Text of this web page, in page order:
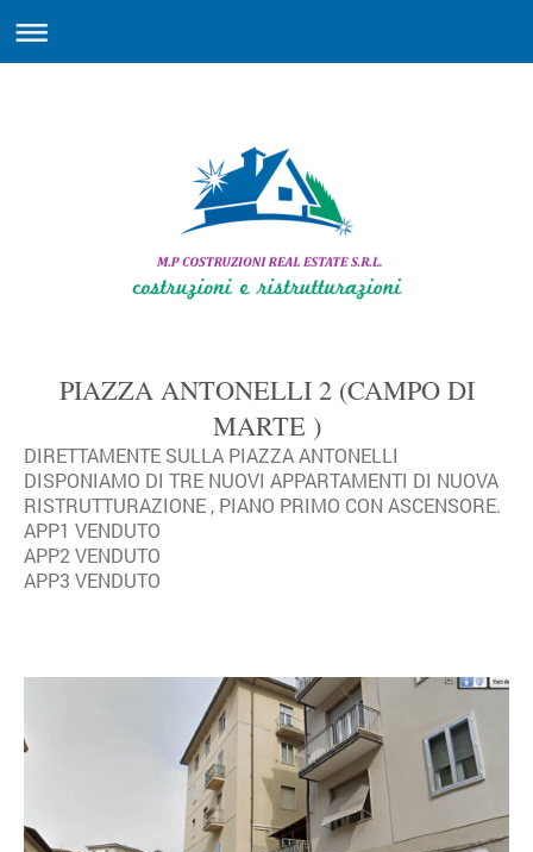
PIAZZA ANTONELLI 2 (CAMPO DI
MARTE )
DIRETTAMENTE SULLA PIAZZA ANTONELLI
DISPONIAMO DI TRE NUOVI APPARTAMENTI DI NUOVA
RISTRUTTURAZIONE , PIANO PRIMO CON ASCENSORE.
APP1 VENDUTO
APP2 VENDUTO
APP3 VENDUTO